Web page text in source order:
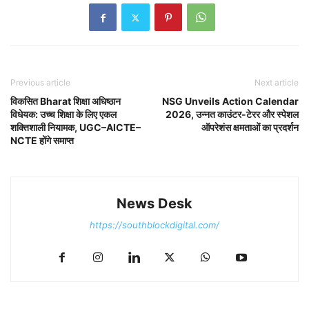
Previous article
विकसित Bharat शिक्षा अधिष्ठान
विधेयक: उच्च शिक्षा के लिए एकल
शक्तिशाली नियामक, UGC–AICTE–
NCTE होंगे समाप्त
Next article
NSG Unveils Action Calendar
2026, उन्नत काउंटर-टेरर और स्पेशल
ऑपरेशंस क्षमताओं का प्रदर्शन
News Desk
https://southblockdigital.com/